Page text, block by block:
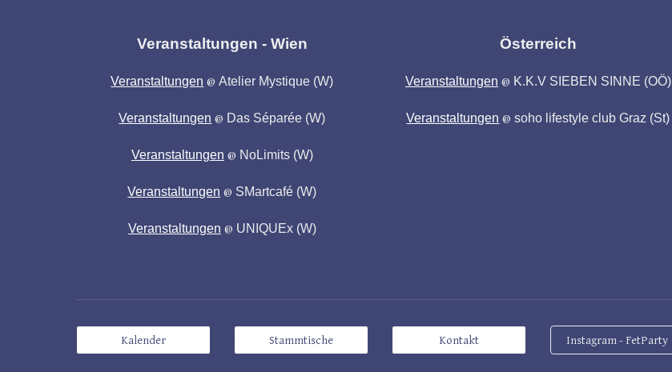
Veranstaltungen - Wien
Veranstaltungen @Atelier Mystique (W)
Veranstaltungen @ Das Séparée (W)
Veranstaltungen @ NoLimits (W)
Veranstaltungen @ SMartcafé (W)
Veranstaltungen @ UNIQUEx(W)
Österreich
Veranstaltungen @ K.K.V SIEBEN SINNE (OÖ)
Veranstaltungen @soho lifestyle club Graz (St)
Kalender Stammtische Kontakt Instagram - FetParty